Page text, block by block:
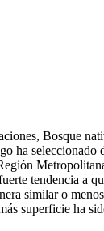
Bosque
ha seleccionado
tendencia a
similar o
superficie ha